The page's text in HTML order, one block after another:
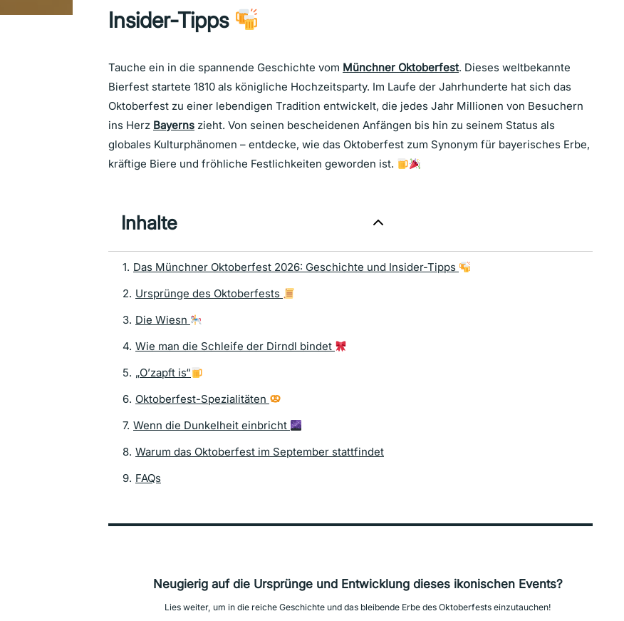
Insider-Tipps
Tauche ein in die spannende Geschichte vom Münchner Oktoberfest. Dieses weltbekannte
Bierfest startete 1810 als königliche Hochzeitsparty. Im Laufe der Jahrhunderte hat sich das
Oktoberfest zu einer lebendigen Tradition entwickelt, die jedes Jahr Millionen von Besuchern
ins Herz Bayerns zieht. Von seinen bescheidenen Anfängen bis hin zu seinem Status als
globales Kulturphänomen – entdecke, wie das Oktoberfest zum Synonym für bayerisches Erbe,
kräftige Biere und fröhliche Festlichkeiten geworden ist.
Inhalte
1. Das Münchner Oktoberfest 2026: Geschichte und Insider-Tipps
2. Ursprünge des Oktoberfests
3. Die Wiesn
4. Wie man die Schleife der Dirndl bindet
5. „O’zapft is“
6. Oktoberfest-Spezialitäten
7. Wenn die Dunkelheit einbricht
8. Warum das Oktoberfest im September stattfindet
9. FAQs
Neugierig auf die Ursprünge und Entwicklung dieses ikonischen Events?
Lies weiter, um in die reiche Geschichte und das bleibende Erbe des Oktoberfests einzutauchen!